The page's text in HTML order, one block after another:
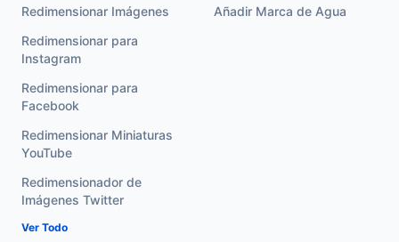
Redimensionar Imágenes
Redimensionar para
Instagram
Redimensionar para
Facebook
Redimensionar Miniaturas
YouTube
Redimensionador de
Imágenes Twitter
Ver Todo
Añadir Marca de Agua